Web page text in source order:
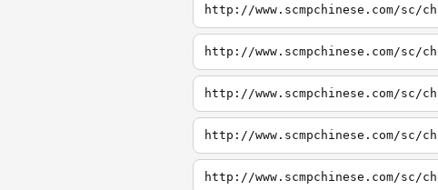
http://www.scmpchinese.com/
http://www.scmpchinese.com/sc/
http://www.scmpchinese.com/sc/
http://www.scmpchinese.com/
http://www.scmpchinese.com/